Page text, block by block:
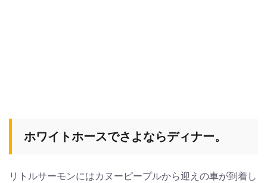
ホワイトホースでさよならディナー。
リトルサーモンにはカヌーピープルから迎えの車が到着し